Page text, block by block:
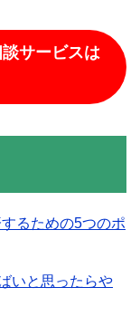
サービスは
るための5つのポ
いと思ったらや